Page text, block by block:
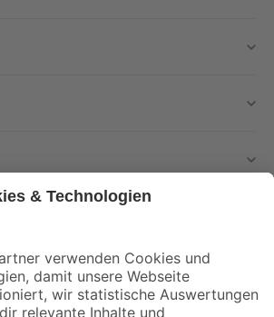
Angebote und Aktionen mehr verpassen!